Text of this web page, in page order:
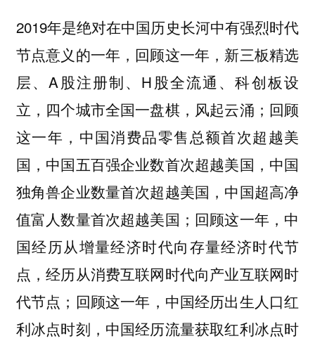
2019年是绝对在中国历史长河中有强烈时代
节点意义的一年，回顾这一年，新三板精选
层、A股注册制、H股全流通、科创板设
立，四个城市全国一盘棋，风起云涌；回顾
这一年，中国消费品零售总额首次超越美
国，中国五百强企业数首次超越美国，中国
独角兽企业数量首次超越美国，中国超高净
值富人数量首次超越美国；回顾这一年，中
国经历从增量经济时代向存量经济时代节
点，经历从消费互联网时代向产业互联网时
代节点；回顾这一年，中国经历出生人口红
利冰点时刻，中国经历流量获取红利冰点时